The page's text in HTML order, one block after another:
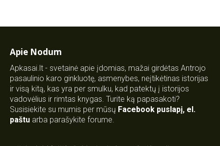
Apie Nodum
Apkasai.lt - svetainė apie įdomias, mažai girdėtas Antrojo
pasaulinio karo ginkluotę, asmenybes, neįtikėtinas istorijas
ir visą kitą, kas yra per smulku, kad patektų į istorijos
vadovėlius ir rimtas knygas. Turite ką papasakoti?
Susisiekite su mumis per mūsų Facebook puslapį, el.
paštu arba parašykite forume.